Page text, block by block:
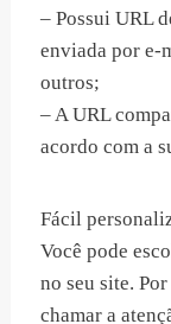
– Possui URL
enviada por e-
outros;
– A URL
acordo com a
Fácil
Você pode
no seu site.
chamar a